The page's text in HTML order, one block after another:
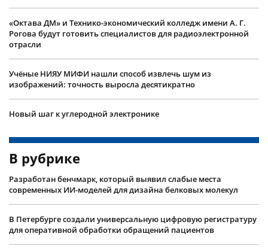
«Октава ДМ» и Технико-экономический колледж имени А. Г.
Рогова будут готовить специалистов для радиоэлектронной
отрасли
Учëные НИЯУ МИФИ нашли способ извлечь шум из
изображений: точность выросла десятикратно
Новый шаг к углеродной электронике
В рубрике
Разработан бенчмарк, который выявил слабые места
современных ИИ-моделей для дизайна белковых молекул
В Петербурге создали универсальную цифровую регистратуру
для оперативной обработки обращений пациентов